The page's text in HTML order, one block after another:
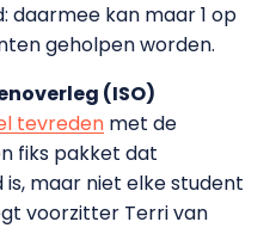
daarmee kan maar 1 op
geholpen worden.
(ISO)
tevredenmet de
fiks pakket dat
maar niet elke student
voorzitter Terri van